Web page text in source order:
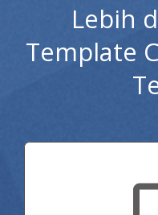
Lebih
Template